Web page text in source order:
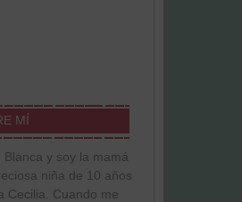
MÍ
Blanca y soy la mamá
niña de 10 años
Cecilia. Cuando me